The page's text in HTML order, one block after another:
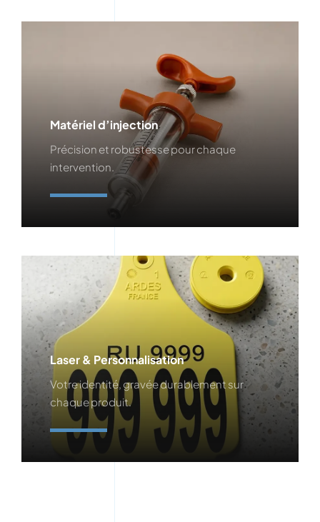
Matériel d’injection
Précision et robustesse pour chaque
intervention.
En Savoir Plus
Laser & Personnalisation
Votre identité, gravée durablement sur
chaque produit.
En Savoir Plus